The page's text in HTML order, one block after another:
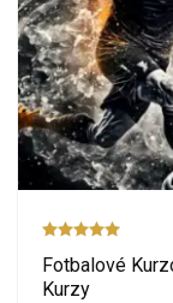
Fotbalové
Kurzy